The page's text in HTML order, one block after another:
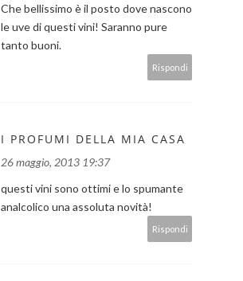
Che bellissimo è il posto dove nascono
le uve di questi vini! Saranno pure
tanto buoni.
Rispondi
I PROFUMI DELLA MIA CASA
26 maggio, 2013 19:37
questi vini sono ottimi e lo spumante
analcolico una assoluta novità!
Rispondi